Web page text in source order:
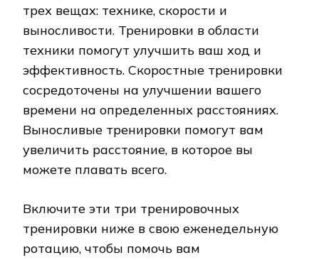
трех вещах: технике, скорости и
выносливости. Тренировки в области
техники помогут улучшить ваш ход и
эффективность. Скоростные тренировки
сосредоточены на улучшении вашего
времени на определенных расстояниях.
Выносливые тренировки помогут вам
увеличить расстояние, в которое вы
можете плавать всего.
Включите эти три тренировочных
тренировки ниже в свою еженедельную
ротацию, чтобы помочь вам